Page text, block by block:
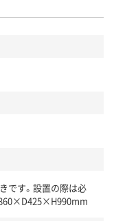
です。設置の際は必